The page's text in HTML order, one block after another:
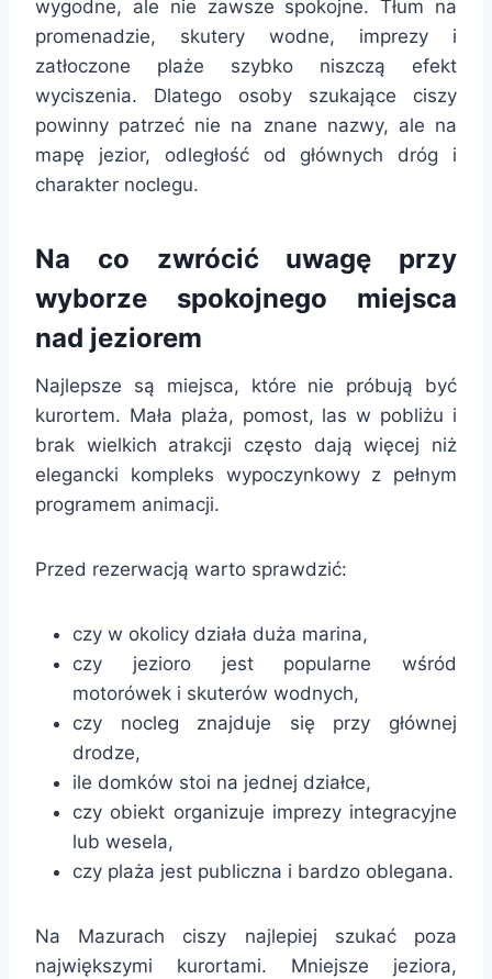
wygodne, ale nie zawsze spokojne. Tłum na
promenadzie, skutery wodne, imprezy i
zatłoczone plaże szybko niszczą efekt
wyciszenia. Dlatego osoby szukające ciszy
powinny patrzeć nie na znane nazwy, ale na
mapę jezior, odległość od głównych dróg i
charakter noclegu.
Na co zwrócić uwagę przy
wyborze spokojnego miejsca
nad jeziorem
Najlepsze są miejsca, które nie próbują być
kurortem. Mała plaża, pomost, las w pobliżu i
brak wielkich atrakcji często dają więcej niż
elegancki kompleks wypoczynkowy z pełnym
programem animacji.
Przed rezerwacją warto sprawdzić:
czy w okolicy działa duża marina,
czy jezioro jest popularne wśród
motorówek i skuterów wodnych,
czy nocleg znajduje się przy głównej
drodze,
ile domków stoi na jednej działce,
czy obiekt organizuje imprezy integracyjne
lub wesela,
czy plaża jest publiczna i bardzo oblegana.
Na Mazurach ciszy najlepiej szukać poza
największymi kurortami. Mniejsze jeziora,